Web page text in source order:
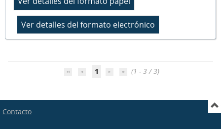
1 (1 - 3 / 3)
Contacto